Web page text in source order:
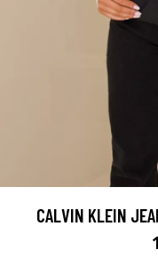
CALVIN KLEIN